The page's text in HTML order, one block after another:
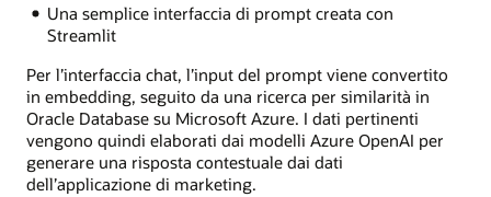
Una semplice interfaccia di prompt creata con
Streamlit
Per l’interfaccia chat, l’input del prompt viene convertito
in embedding, seguito da una ricerca per similarità in
Oracle Database su Microsoft Azure. I dati pertinenti
vengono quindi elaborati dai modelli Azure OpenAI per
generare una risposta contestuale dai dati
dell’applicazione di marketing.